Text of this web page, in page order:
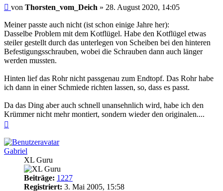
Beitrag
von Thorsten_vom_Deich » 28. August 2020, 14:05
Meiner passte auch nicht (ist schon einige Jahre her):
Dasselbe Problem mit dem Kotflügel. Habe den Kotflügel etwas
steiler gestellt durch das unterlegen von Scheiben bei den hinteren
Befestigungsschrauben, wobei die Schrauben dann auch länger
werden mussten.
Hinten lief das Rohr nicht passgenau zum Endtopf. Das Rohr habe
ich dann in einer Schmiede richten lassen, so, dass es passt.
Da das Ding aber auch schnell unansehnlich wird, habe ich den
Krümmer nicht mehr montiert, sondern wieder den originalen....
Gabriel
XL Guru
Beiträge: 1227
Registriert: 3. Mai 2005, 15:58